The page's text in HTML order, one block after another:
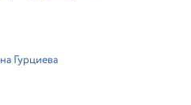
Гурциева